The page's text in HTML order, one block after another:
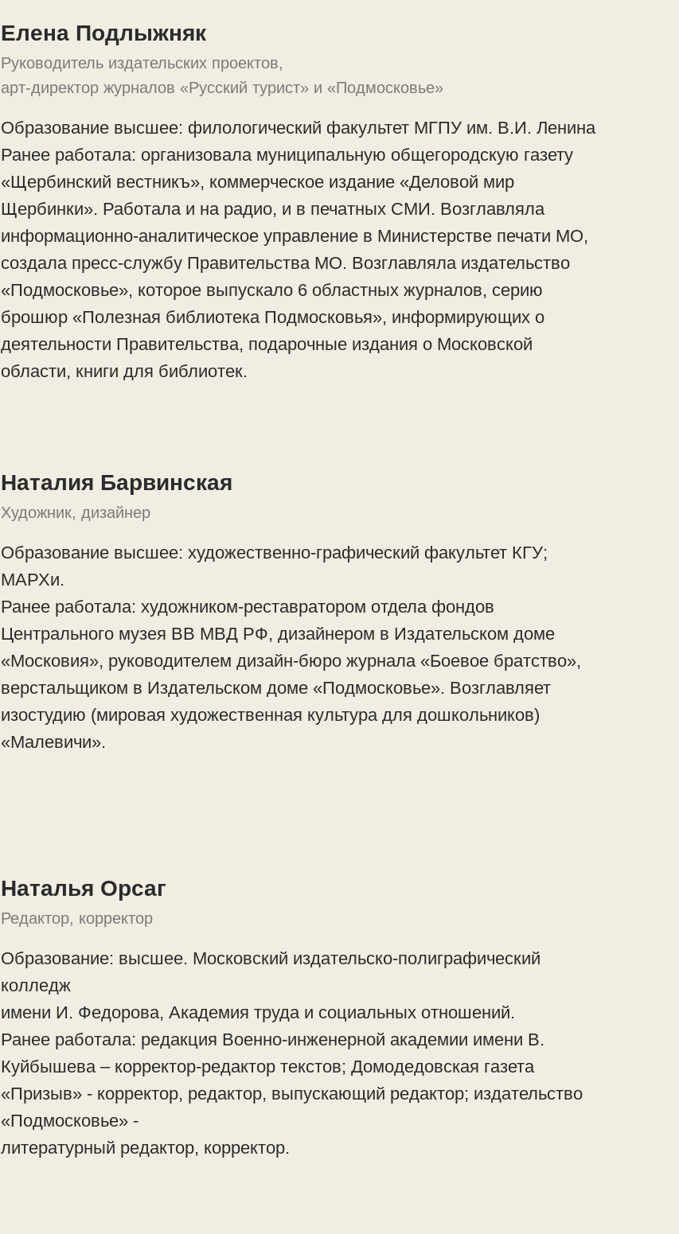
Елена Подлыжняк
Руководитель издательских проектов,
арт-директор журналов «Русский турист» и «Подмосковье»
Образование высшее: филологический факультет МГПУ им. В.И. Ленина
Ранее работала: организовала муниципальную общегородскую газету
«Щербинский вестникъ», коммерческое издание «Деловой мир
Щербинки». Работала и на радио, и в печатных СМИ. Возглавляла
информационно-аналитическое управление в Министерстве печати МО,
создала пресс-службу Правительства МО. Возглавляла издательство
«Подмосковье», которое выпускало 6 областных журналов, серию
брошюр «Полезная библиотека Подмосковья», информирующих о
деятельности Правительства, подарочные издания о Московской
области, книги для библиотек.
Наталия Барвинская
Художник, дизайнер
Образование высшее: художественно-графический факультет КГУ;
МАРХи.
Ранее работала: художником-реставратором отдела фондов
Центрального музея ВВ МВД РФ, дизайнером в Издательском доме
«Московия», руководителем дизайн-бюро журнала «Боевое братство»,
верстальщиком в Издательском доме «Подмосковье». Возглавляет
изостудию (мировая художественная культура для дошкольников)
«Малевичи».
Наталья Орсаг
Редактор, корректор
Образование: высшее. Московский издательско-полиграфический
колледж
имени И. Федорова, Академия труда и социальных отношений.
Ранее работала: редакция Военно-инженерной академии имени В.
Куйбышева – корректор-редактор текстов; Домодедовская газета
«Призыв» - корректор, редактор, выпускающий редактор; издательство
«Подмосковье» -
литературный редактор, корректор.